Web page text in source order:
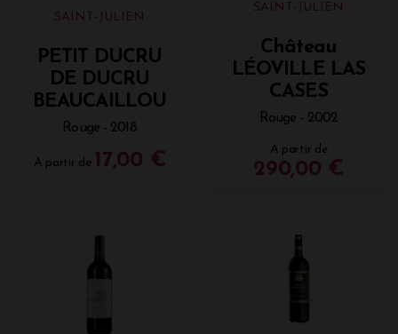
SAINT-JULIEN
PETIT DUCRU
DE DUCRU
BEAUCAILLOU
Rouge - 2018
A partir de 17,00 €
SAINT-JULIEN
Château
LÉOVILLE LAS
CASES
Rouge - 2002
A partir de
290,00 €